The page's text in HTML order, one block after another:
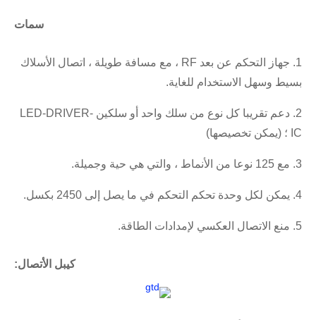
سمات
1. جهاز التحكم عن بعد RF ، مع مسافة طويلة ، اتصال الأسلاك
بسيط وسهل الاستخدام للغاية.
2. دعم تقريبا كل نوع من سلك واحد أو سلكين LED-DRIVER-
IC ؛ (يمكن تخصيصها)
3. مع 125 نوعا من الأنماط ، والتي هي حية وجميلة.
4. يمكن لكل وحدة تحكم التحكم في ما يصل إلى 2450 بكسل.
5. منع الاتصال العكسي لإمدادات الطاقة.
كيبل الأتصال: